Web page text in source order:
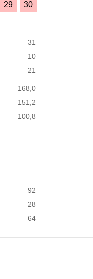
29
30
31
10
21
168,0
151,2
100,8
92
28
64